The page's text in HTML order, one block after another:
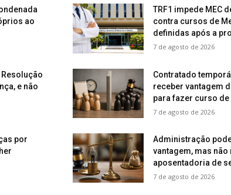
ao
TRF1 impede MEC
contra cursos de
definidas após a
7 de agosto de 2026
e não
Contratado
receber vantagem
para fazer curso
7 de agosto de 2026
por
Administração
vantagem, mas
aposentadoria de
7 de agosto de 2026